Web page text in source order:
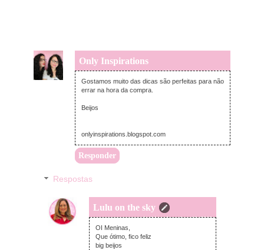
Only Inspirations
terça-feira, novembro 19, 2019
Gostamos muito das dicas são perfeitas para não
errar na hora da compra.
Beijos
onlyinspirations.blogspot.com
Responder
Respostas
Lulu on the sky
segunda-feira, dezembro 16, 2019
OI Meninas,
Que ótimo, fico feliz
big beijos